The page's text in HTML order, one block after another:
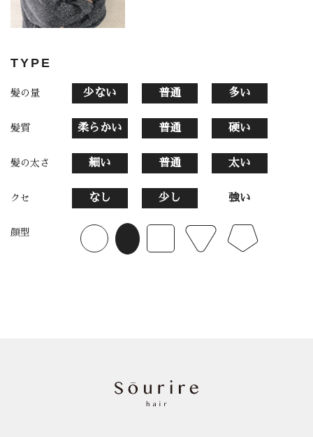
TYPE
髪の量 少ない 普通 多い
髪質 柔らかい 普通 硬い
髪の太さ 細い 普通 太い
クセ なし 少し 強い
顔型